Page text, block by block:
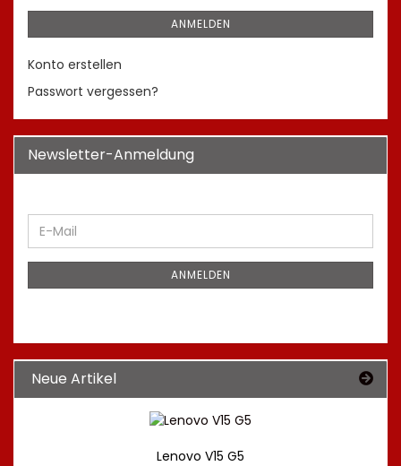
ANMELDEN
Konto erstellen
Passwort vergessen?
Newsletter-Anmeldung
WEITER
ZUR
NEWSLETTER-
E-
Mail
ANMELDEN
Neue Artikel
Lenovo V15 G5